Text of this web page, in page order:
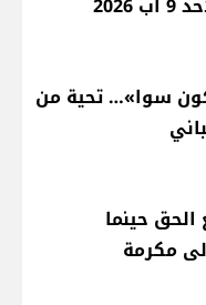
سوا»… تحية من
الحق حينما
مكرمة